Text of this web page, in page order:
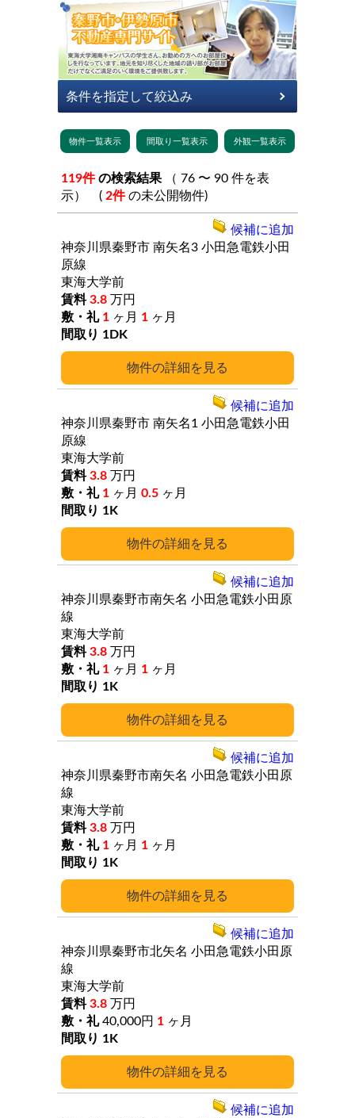
119件 の検索結果
示） ( 2件 の未公開物件)
詳細
神奈川県秦野市 南矢名3 小田急電鉄小田
原線
東海大学前
3.8 万円
1 ヶ月 1 ヶ月
1DK
候補に追加
詳細
神奈川県秦野市 南矢名1 小田急電鉄小田
原線
東海大学前
3.8 万円
1 ヶ月 0.5 ヶ月
1K
候補に追加
詳細
神奈川県秦野市南矢名 小田急電鉄小田原
線
東海大学前
3.8 万円
1 ヶ月 1 ヶ月
1K
候補に追加
詳細
神奈川県秦野市南矢名 小田急電鉄小田原
線
東海大学前
3.8 万円
1 ヶ月 1 ヶ月
1K
候補に追加
詳細
神奈川県秦野市北矢名 小田急電鉄小田原
線
東海大学前
3.8 万円
40,000円 1 ヶ月
1K
候補に追加
候補に追加